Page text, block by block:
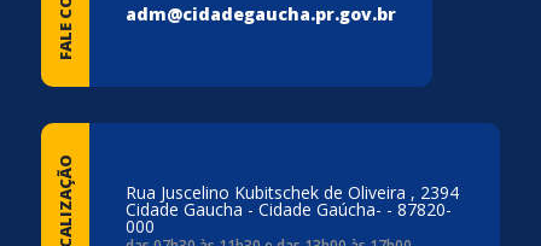
adm@cidadegaucha.pr.gov.br
LOCALIZAÇÃO Rua Juscelino Kubitschek de Oliveira , 2394
Cidade Gaucha - Cidade Gaúcha- - 87820-
000